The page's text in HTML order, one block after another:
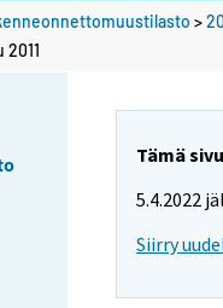
>
Tämä
5.4.2022
Siirry